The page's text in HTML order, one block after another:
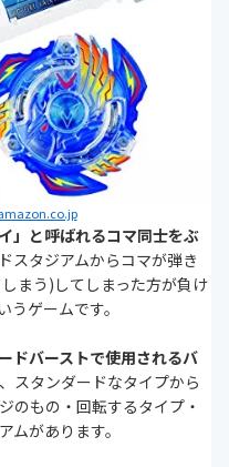
イ」と呼ばれるコマ同士をぶ
スタジアムからコマが弾き
まう)してしまった方が負け
ゲームです。
ドバーストで使用されるバ
スタンダードなタイプから
のもの・回転するタイプ・
ムがあります。